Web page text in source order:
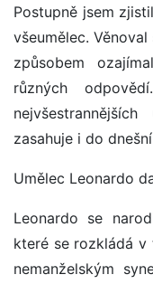
Postupně jsem
všeumělec.
způsobem
různých
zasahuje i do
Umělec Leonardo
Leonardo se
které se rozkládá v
nemanželským